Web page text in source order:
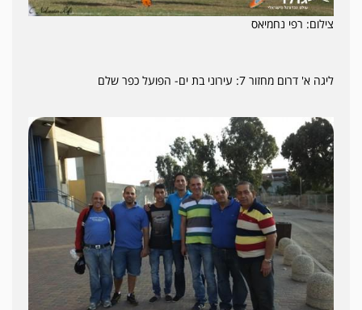
צילום: רפי נחמיאס
ליגה א' דרום מחזור 7: עירוני בת ים- הפועל כפר שלם